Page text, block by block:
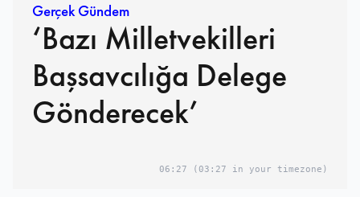
Gerçek Gündem
‘Bazı Milletvekilleri
Başsavcılığa Delege
Gönderecek’
06:27 (03:27 in your timezone)